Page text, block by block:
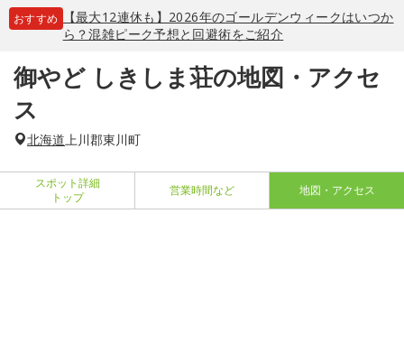
おすすめ
【最大12連休も】2026年のゴールデンウィークはいつか
ら？混雑ピーク予想と回避術をご紹介
御やど しきしま荘の地図・アクセ
ス
北海道上川郡東川町
スポット詳細
トップ
営業時間など 地図・アクセス